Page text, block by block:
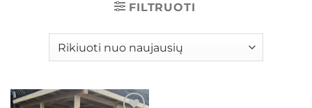
FILTRUOTI